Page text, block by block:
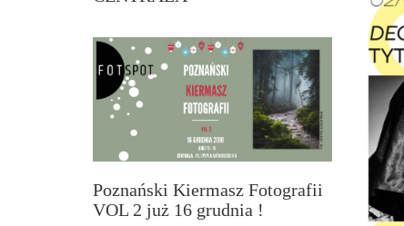
Poznański Kiermasz Fotografii
VOL 2 już 16 grudnia !